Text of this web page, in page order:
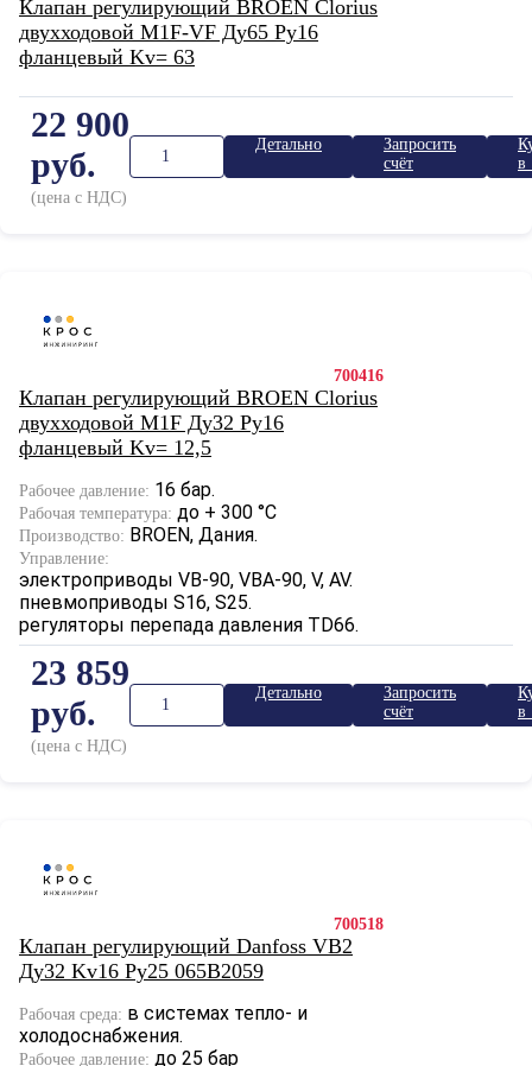
Клапан регулирующий BROEN Clorius
двухходовой M1F-VF Ду65 Ру16
фланцевый Kv= 63
22 900
руб.
(цена с НДС)
Детально
Запросить
счёт
в
700416
Клапан регулирующий BROEN Clorius
двухходовой M1F Ду32 Ру16
фланцевый Kv= 12,5
Рабочее давление: 16 бар.
Рабочая температура: до + 300 °С
Производство: BROEN, Дания.
Управление:
электроприводы VB-90, VBA-90, V, AV.
пневмоприводы S16, S25.
регуляторы перепада давления TD66.
23 859
руб.
(цена с НДС)
Детально
Запросить
счёт
в
700518
Клапан регулирующий Danfoss VB2
Ду32 Kv16 Ру25 065B2059
Рабочая среда: в системах тепло- и
холодоснабжения.
Рабочее давление: до 25 бар